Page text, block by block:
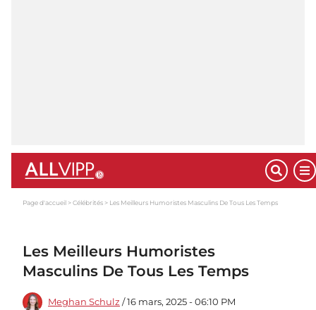
Page d'accueil Célébrités Les Meilleurs Humoristes Masculins De Tous Les Temps
Les Meilleurs Humoristes
Masculins De Tous Les Temps
Meghan Schulz / 16 mars, 2025 - 06:10 PM